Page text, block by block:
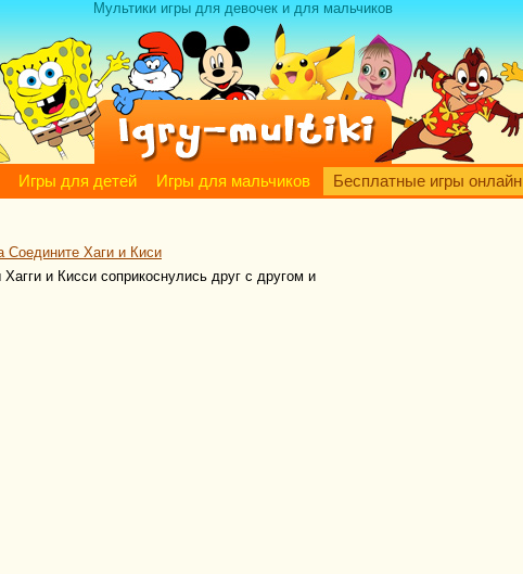
Мультики игры для девочек и для мальчиков
Игры для детей Игры для мальчиков Бесплатные игры онлайн
Соедините Хаги и Киси
и Кисси соприкоснулись друг с другом и